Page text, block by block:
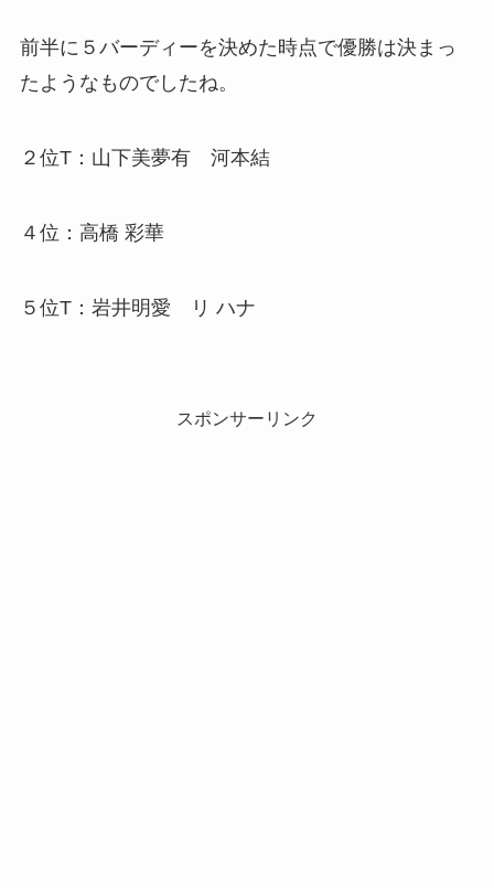
前半に５バーディーを決めた時点で優勝は決まっ
たようなものでしたね。
２位T：山下美夢有 河本結
４位：高橋 彩華
５位T：岩井明愛 リ ハナ
スポンサーリンク